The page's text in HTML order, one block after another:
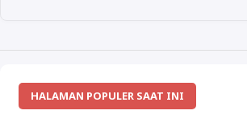
HALAMAN POPULER SAAT INI